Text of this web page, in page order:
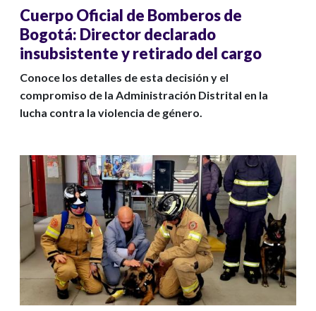
Cuerpo Oficial de Bomberos de
Bogotá: Director declarado
insubsistente y retirado del cargo
Conoce los detalles de esta decisión y el
compromiso de la Administración Distrital en la
lucha contra la violencia de género.